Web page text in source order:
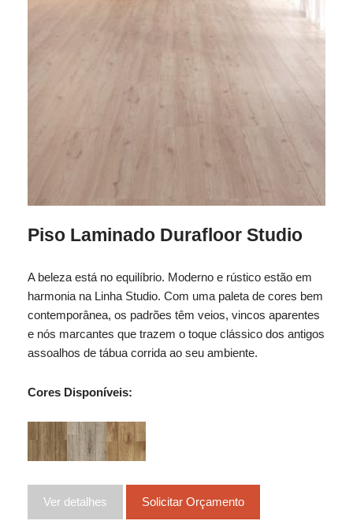
Piso Laminado Durafloor Studio
A beleza está no equilíbrio. Moderno e rústico estão em
harmonia na Linha Studio. Com uma paleta de cores bem
contemporânea, os padrões têm veios, vincos aparentes
e nós marcantes que trazem o toque clássico dos antigos
assoalhos de tábua corrida ao seu ambiente.
Cores Disponíveis:
Ver detalhes Solicitar Orçamento